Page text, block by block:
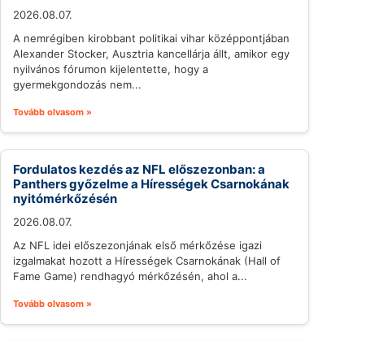
2026.08.07.
A nemrégiben kirobbant politikai vihar középpontjában
Alexander Stocker, Ausztria kancellárja állt, amikor egy
nyilvános fórumon kijelentette, hogy a
gyermekgondozás nem...
Tovább olvasom »
Fordulatos kezdés az NFL előszezonban: a
Panthers győzelme a Hírességek Csarnokának
nyitómérkőzésén
2026.08.07.
Az NFL idei előszezonjának első mérkőzése igazi
izgalmakat hozott a Hírességek Csarnokának (Hall of
Fame Game) rendhagyó mérkőzésén, ahol a...
Tovább olvasom »